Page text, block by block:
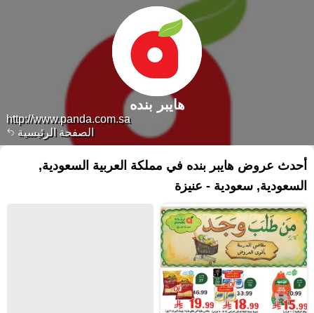
الصفحة الرئيسية
http://www.panda.com.sa
هايبر بنده
أحدث عروض هايبر بنده في مملكة العربية السعودية,
السعودية, سعودية - عنيزة